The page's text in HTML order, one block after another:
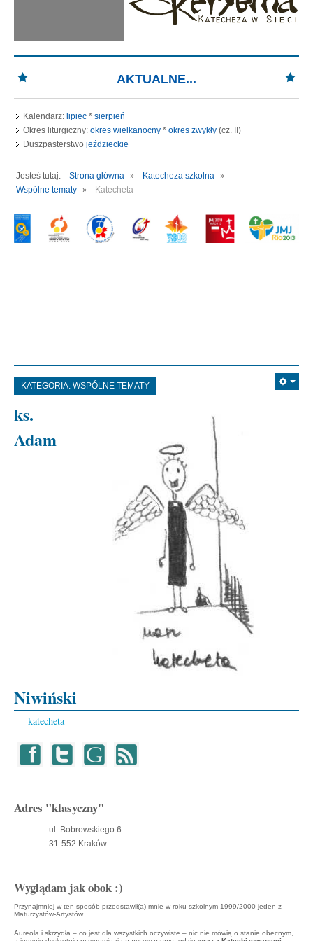
AKTUALNE...
Kalendarz: lipiec * sierpień
Okres liturgiczny: okres wielkanocny * okres zwykły (cz. II)
Duszpasterstwo jeździeckie
Jesteś tutaj: Strona główna
Katecheza szkolna
Wspólne tematy
Katecheta
KATEGORIA: WSPÓLNE TEMATY
ks.
Adam
Niwiński
katecheta
Adres "klasyczny"
ul. Bobrowskiego 6
31-552 Kraków
Wyglądam jak obok :)
Przynajmniej w ten sposób przedstawił(a) mnie w roku szkolnym 1999/2000 jeden z
Maturzystów-Artystów.
Aureola i skrzydła – co jest dla wszystkich oczywiste – nic nie mówią o stanie obecnym,